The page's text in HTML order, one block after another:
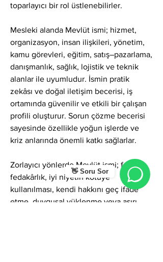
👋 Soru Sor
toparlayıcı bir rol üstlenebilirler.
Mesleki alanda Mevlüt ismi; hizmet,
organizasyon, insan ilişkileri, yönetim,
kamu görevleri, eğitim, satış–pazarlama,
danışmanlık, sağlık, lojistik ve teknik
alanlar ile uyumludur. İsmin pratik
zekâsı ve doğal iletişim becerisi, iş
ortamında güvenilir ve etkili bir çalışan
profili oluşturur. Sorun çözme becerisi
sayesinde özellikle yoğun işlerde ve
kriz anlarında önemli katkı sağlarlar.
Zorlayıcı yönlerde Mevlüt ismi; fazla
fedakârlık, iyi niyetin kötüye
kullanılması, kendi hakkını geç ifade
etme, duygusal yüklenme veya aşırı